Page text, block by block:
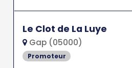
Le Clot de La Luye
Gap (05000)
Promoteur